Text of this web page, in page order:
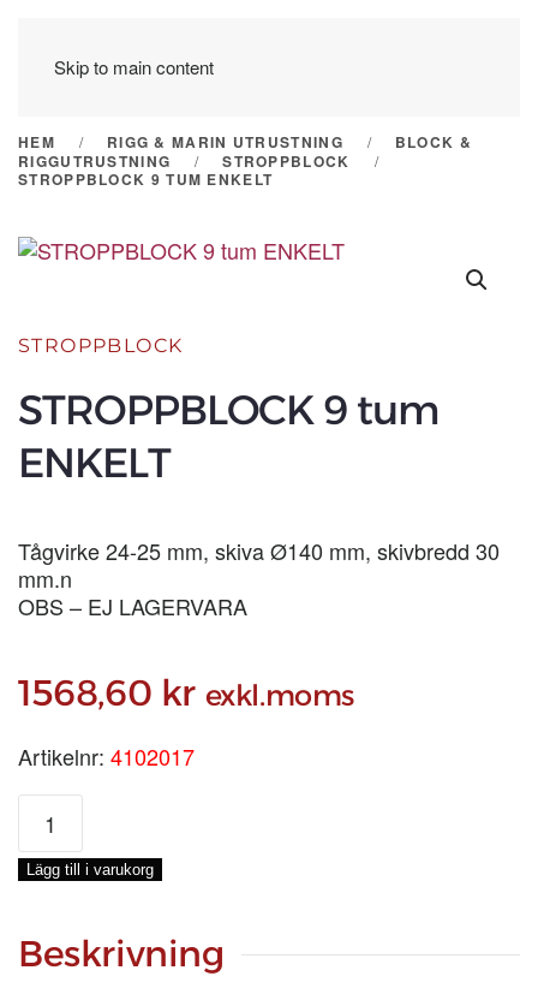
Skip to main content
HEM RIGG & MARIN UTRUSTNING
BLOCK &
RIGGUTRUSTNING
STROPPBLOCK
STROPPBLOCK 9 TUM ENKELT
STROPPBLOCK
STROPPBLOCK 9 tum
ENKELT
Tågvirke 24-25 mm, skiva Ø140 mm, skivbredd 30
mm.n
OBS – EJ LAGERVARA
1568,60 kr exkl.moms
Artikelnr: 4102017
STROPPBLOCK
tum
ENKELT
Lägg till i varukorg
Beskrivning